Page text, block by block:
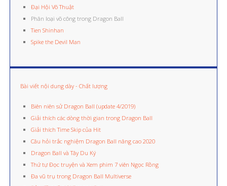
Đại Hội Võ Thuật
Phân loại võ công trong Dragon Ball
Tien Shinhan
Spike the Devil Man
Bài viết nội dung dày - Chất lượng
Biên niên sử Dragon Ball (update 4/2019)
Giải thích các dòng thời gian trong Dragon Ball
Giải thích Time Skip của Hit
Câu hỏi trắc nghiệm Dragon Ball nâng cao 2020
Dragon Ball và Tây Du Ký
Thứ tự Đọc truyện và Xem phim 7 viên Ngọc Rồng
Đa vũ trụ trong Dragon Ball Multiverse